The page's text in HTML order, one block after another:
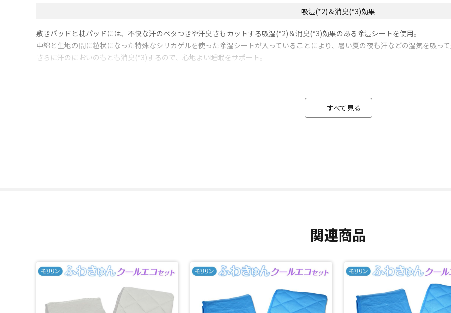
吸湿(*2)＆消臭(*3)効果
敷きパッドと枕パッドには、不快な汗のベタつきや汗臭さもカットする吸湿(*2)＆消臭(*3)効果のある除湿シートを使用。
中綿と生地の間に粒状になった特殊なシリカゲルを使った除湿シートが入っていることにより、暑い夏の夜も汗などの湿気を吸っ
さらに汗のにおいのもとも消臭(*3)するので、心地よい睡眠をサポート。
同じ涼感素材を使用した敷きパッド、キルトケット、枕パッドの3点セットでお届けします。すべて見る
関連商品